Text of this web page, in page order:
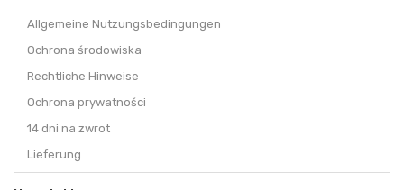
Allgemeine Nutzungsbedingungen
Ochrona środowiska
Rechtliche Hinweise
Ochrona prywatności
14 dni na zwrot
Lieferung